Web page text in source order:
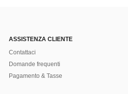
ASSISTENZA CLIENTE
Contattaci
Domande frequenti
Pagamento & Tasse